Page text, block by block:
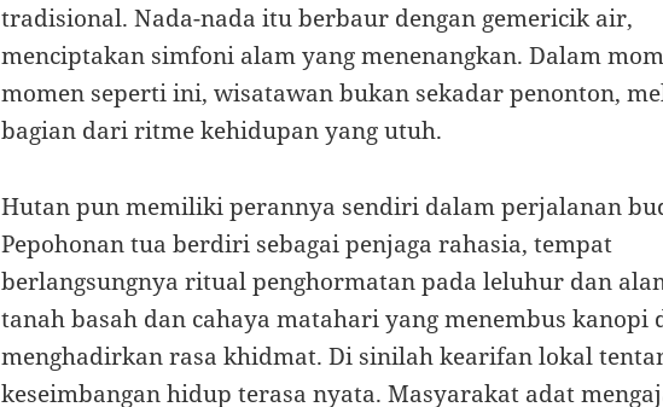
tradisional. Nada-nada itu berbaur dengan gemericik air,
menciptakan simfoni alam yang menenangkan. Dalam
momen seperti ini, wisatawan bukan sekadar penonton,
bagian dari ritme kehidupan yang utuh.
Hutan pun memiliki perannya sendiri dalam perjalanan
Pepohonan tua berdiri sebagai penjaga rahasia, tempat
berlangsungnya ritual penghormatan pada leluhur dan
tanah basah dan cahaya matahari yang menembus kanopi
menghadirkan rasa khidmat. Di sinilah kearifan lokal
keseimbangan hidup terasa nyata. Masyarakat adat